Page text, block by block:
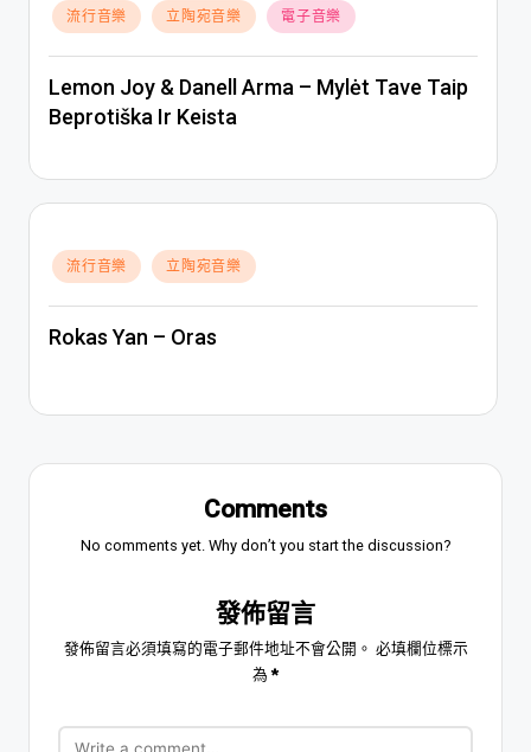
Posted
in
流行音樂 立陶宛音樂 電子音樂
Lemon Joy & Danell Arma – Mylėt Tave Taip
Beprotiška Ir Keista
Posted
in
流行音樂 立陶宛音樂
Rokas Yan – Oras
Comments
No comments yet. Why don’t you start the discussion?
發佈留言
發佈留言必須填寫的電子郵件地址不會公開。 必填欄位標示
為*